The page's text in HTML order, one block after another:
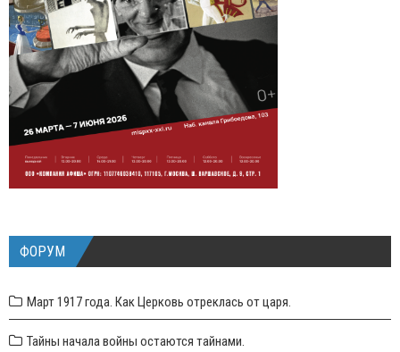
ФОРУМ
Март 1917 года. Как Церковь отреклась от царя.
Тайны начала войны остаются тайнами.